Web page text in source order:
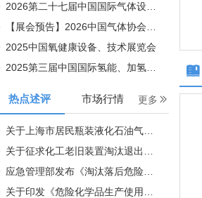
2026第二十七届中国国际气体设备、技术与应用展览会邀请函
【展会预告】2026中国气体协会系列展 我们相约10月南京 抢先预订展位 可享早鸟福利！
2025中国氧健康设备、技术展览会
2025第三届中国国际氢能、加氢站及燃料电池设备、技术展览会
热点述评 市场行情 更多
关于上海市居民瓶装液化石油气基准价的通知
关于征求化工老旧装置淘汰退出和更新改造工作方案（征求意见稿）意见的通知
应急管理部发布《淘汰落后危险化学品安全生产工艺技术设备目录（第二批）》
关于印发《危险化学品生产使用企业老旧装置安全风险评估指南（试行）》的通知